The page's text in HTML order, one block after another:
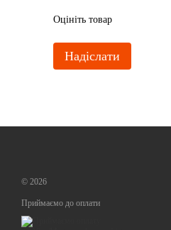
Оцініть товар
Надіслати
© 2026
Приймаємо до оплати